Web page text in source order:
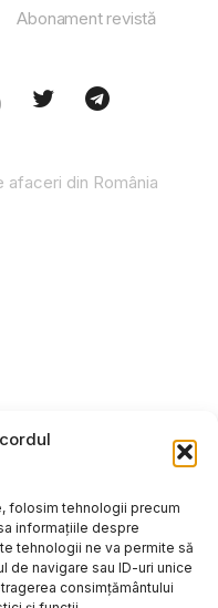
folosim tehnologii precum
informațiile despre
tehnologii ne va permite să
de navigare sau ID-uri unice
consimțământului
Abonament revistă
afaceri din România